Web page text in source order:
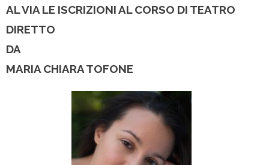
AL VIA LE ISCRIZIONI AL CORSO DI TEATRO
DIRETTO
DA
MARIA CHIARA TOFONE